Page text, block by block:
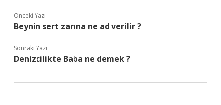
Önceki Yazı
Beynin sert zarına ne ad verilir ?
Sonraki Yazı
Denizcilikte Baba ne demek ?